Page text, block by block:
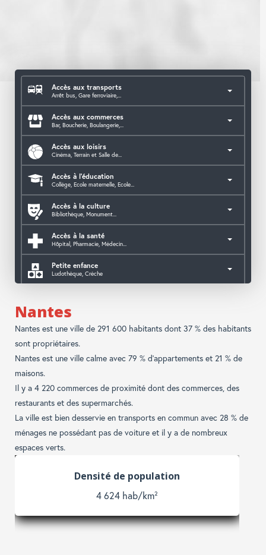
Accès aux transports
Arrêt bus, Gare ferroviaire,...
Accès aux commerces
Bar, Boucherie, Boulangerie,...
Accès aux loisirs
Cinéma, Terrain et Salle de...
Accès à l'éducation
Collège, Ecole maternelle, Ecole...
Accès à la culture
Bibliothèque, Monument...
Accès à la santé
Hôpital, Pharmacie, Médecin...
Petite enfance
Ludothèque, Crèche
Nantes
Nantes est une ville de 291 600 habitants dont 37 % des habitants
sont propriétaires.
Nantes est une ville calme avec 79 % d'appartements et 21 % de
maisons.
Il y a 4 220 commerces de proximité dont des commerces, des
restaurants et des supermarchés.
La ville est bien desservie en transports en commun avec 28 % de
ménages ne possédant pas de voiture et il y a de nombreux
espaces verts.
Enfants et adolescents
23 %